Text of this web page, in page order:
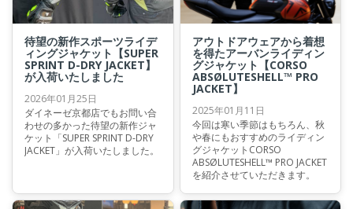
待望の新作スポーツライデ
ィングジャケット【SUPER
SPRINT D-DRY JACKET】
が入荷いたしました
2026年01月25日
ダイネーゼ京都店でもお問い合
わせの多かった待望の新作ジャ
ケット「SUPER SPRINT D-DRY
JACKET」が入荷いたしました。
アウトドアウェアから着想
を得たアーバンライディン
グジャケット【CORSO
ABSØLUTESHELL™ PRO
JACKET】
2025年01月11日
今回は寒い季節はもちろん、秋
や春にもおすすめのライディン
グジャケットCORSO
ABSØLUTESHELL™ PRO JACKET
を紹介させていただきます。